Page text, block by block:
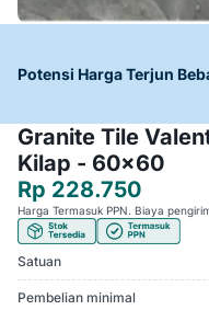
Potensi Harga Terjun
Granite Tile
Kilap - 60x60
Rp 228.750
Harga Termasuk PPN. Biaya
Satuan
Pembelian minimal